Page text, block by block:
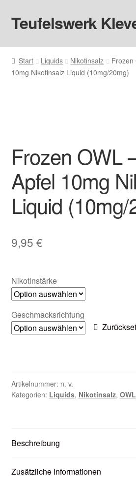
Zur
Navigation
Zum
Inhalt
Teufelswerk
Startseite
Hardware
Big Puff
Aromen
Basen & Nikotin
Kontaktformular
Unsere Standorte
Start Liquids Nikotinsalz
Frozen
10mg Nikotinsalz Liquid (10mg/20mg)
Frozen OWL
Apfel 10mg
Liquid (10mg/
9,95 €
Nikotinstärke
Geschmacksrichtung
Artikelnummer: n. v.
Kategorien: Liquids, Nikotinsalz, OWL
Beschreibung
Zusätzliche Informationen